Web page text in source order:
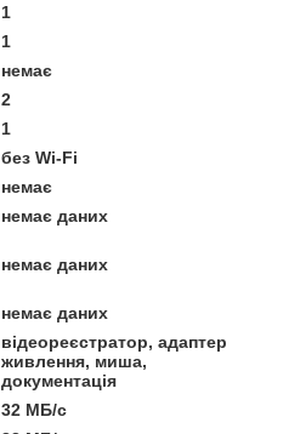
1
1
немає
2
1
без Wi-Fi
немає
немає даних
немає даних
немає даних
відеореєстратор, адаптер
живлення, миша,
документація
32 МБ/с